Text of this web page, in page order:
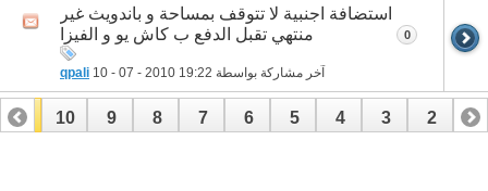
استضافة اجنبية لا تتوقف بمساحة و باندويث غير
منتهي تقبل الدفع ب كاش يو و الفيزا
آخر مشاركة بواسطة qpali 10 - 07 - 2010 19:22
0
1
2
3
4
5
6
7
8
9
10
11